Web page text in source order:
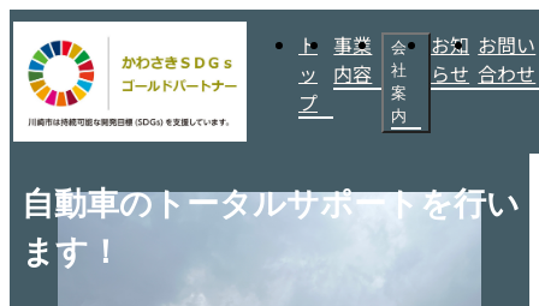
ト
ッ
プ
事業
内容
会
社
案
内
お知
らせ
お問い
合わせ
自動車のトータルサポートを行い
ます！